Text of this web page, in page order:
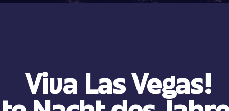
Viva Las Vegas!